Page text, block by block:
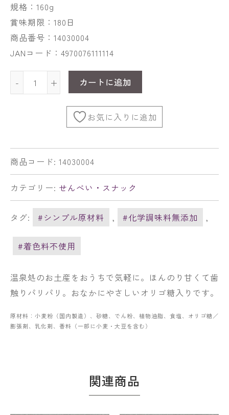
規格：160g
賞味期限：180日
商品番号：14030004
JANコード：4970076111114
- + カートに追加
お気に入りに追加
商品コード: 14030004
カテゴリー: せんべい・スナック
タグ: #シンプル原材料 , #化学調味料無添加 ,
#着色料不使用
温泉処のお土産をおうちで気軽に。ほんのり甘くて歯
触りパリパリ。おなかにやさしいオリゴ糖入りです。
原材料：小麦粉（国内製造）、砂糖、でん粉、植物油脂、食塩、オリゴ糖／
膨張剤、乳化剤、香料（一部に小麦・大豆を含む）
関連商品